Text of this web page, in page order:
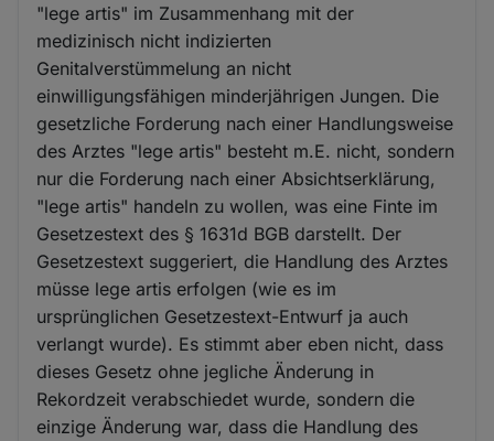
"lege artis" im Zusammenhang mit der
medizinisch nicht indizierten
Genitalverstümmelung an nicht
einwilligungsfähigen minderjährigen Jungen. Die
gesetzliche Forderung nach einer Handlungsweise
des Arztes "lege artis" besteht m.E. nicht, sondern
nur die Forderung nach einer Absichtserklärung,
"lege artis" handeln zu wollen, was eine Finte im
Gesetzestext des § 1631d BGB darstellt. Der
Gesetzestext suggeriert, die Handlung des Arztes
müsse lege artis erfolgen (wie es im
ursprünglichen Gesetzestext-Entwurf ja auch
verlangt wurde). Es stimmt aber eben nicht, dass
dieses Gesetz ohne jegliche Änderung in
Rekordzeit verabschiedet wurde, sondern die
einzige Änderung war, dass die Handlung des